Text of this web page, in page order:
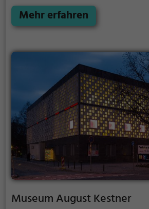
Wilhelm Bomann benannt.
wurde 1892 als
Bergstraße.
Mehr erfahren
Museum August Kestner